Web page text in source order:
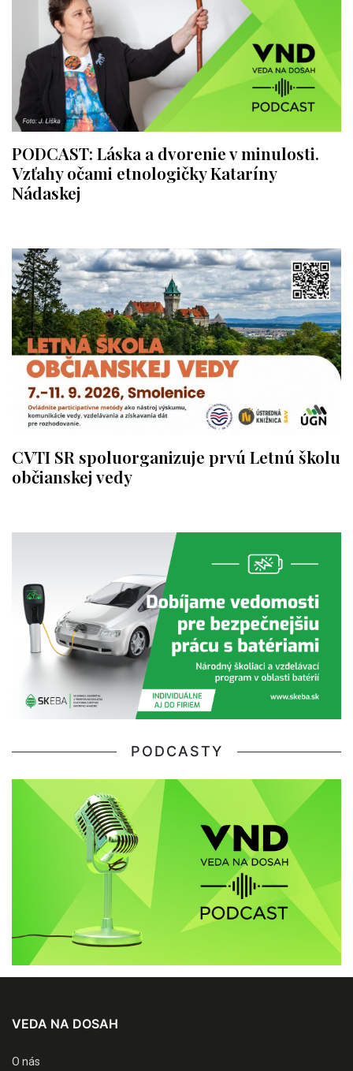
PODCAST: Láska a dvorenie v minulosti.
Vzťahy očami etnologičky Kataríny
Nádaskej
CVTI SR spoluorganizuje prvú Letnú školu
občianskej vedy
PODCASTY
VEDA NA DOSAH
O nás